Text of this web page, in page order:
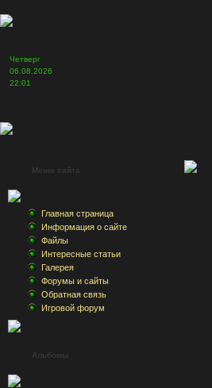
Четверг
06.08.2026
22:01
Меню сайта
Главная страница
Информация о сайте
Файлы
Интересные статьи
Галерея
Форумы и сайты
Обратная связь
Игровой форум
Альбомы